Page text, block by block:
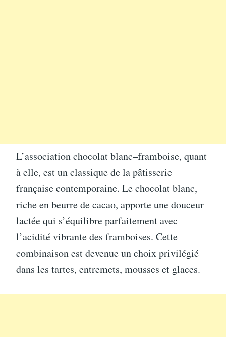
L’association chocolat blanc–framboise, quant
à elle, est un classique de la pâtisserie
française contemporaine. Le chocolat blanc,
riche en beurre de cacao, apporte une douceur
lactée qui s’équilibre parfaitement avec
l’acidité vibrante des framboises. Cette
combinaison est devenue un choix privilégié
dans les tartes, entremets, mousses et glaces.